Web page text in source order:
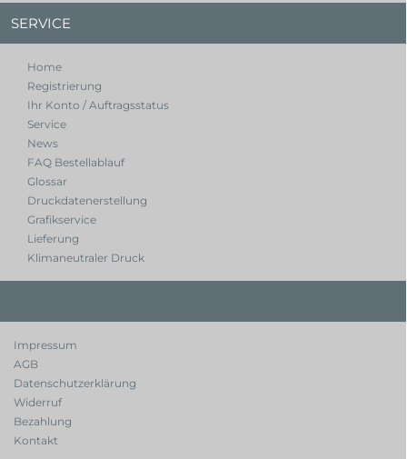
SERVICE
Home
Registrierung
Ihr Konto / Auftragsstatus
Service
News
FAQ Bestellablauf
Glossar
Druckdatenerstellung
Grafikservice
Lieferung
Klimaneutraler Druck
Impressum
AGB
Datenschutzerklärung
Widerruf
Bezahlung
Kontakt